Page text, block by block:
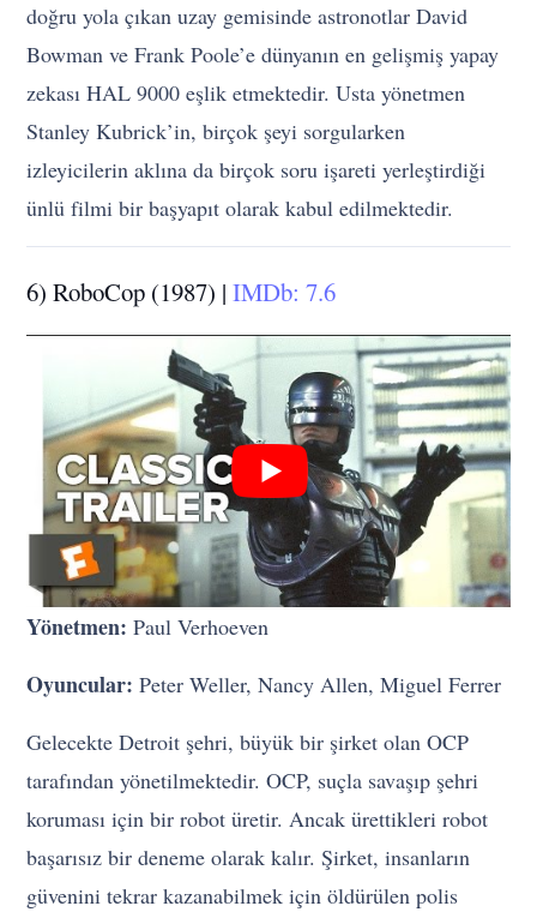
doğru yola çıkan uzay gemisinde astronotlar David
Bowman ve Frank Poole’e dünyanın en gelişmiş yapay
zekası HAL 9000 eşlik etmektedir. Usta yönetmen
Stanley Kubrick’in, birçok şeyi sorgularken
izleyicilerin aklına da birçok soru işareti yerleştirdiği
ünlü filmi bir başyapıt olarak kabul edilmektedir.
6) RoboCop (1987) |IMDb: 7.6
Yönetmen: Paul Verhoeven
Oyuncular: Peter Weller, Nancy Allen, Miguel Ferrer
Gelecekte Detroit şehri, büyük bir şirket olan OCP
tarafından yönetilmektedir. OCP, suçla savaşıp şehri
koruması için bir robot üretir. Ancak ürettikleri robot
başarısız bir deneme olarak kalır. Şirket, insanların
güvenini tekrar kazanabilmek için öldürülen polis